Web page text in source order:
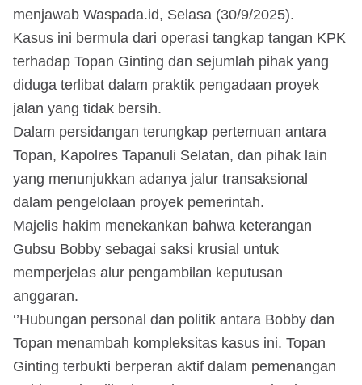
menjawab Waspada.id, Selasa (30/9/2025).
Kasus ini bermula dari operasi tangkap tangan KPK
terhadap Topan Ginting dan sejumlah pihak yang
diduga terlibat dalam praktik pengadaan proyek
jalan yang tidak bersih.
Dalam persidangan terungkap pertemuan antara
Topan, Kapolres Tapanuli Selatan, dan pihak lain
yang menunjukkan adanya jalur transaksional
dalam pengelolaan proyek pemerintah.
Majelis hakim menekankan bahwa keterangan
Gubsu Bobby sebagai saksi krusial untuk
memperjelas alur pengambilan keputusan
anggaran.
‘’Hubungan personal dan politik antara Bobby dan
Topan menambah kompleksitas kasus ini. Topan
Ginting terbukti berperan aktif dalam pemenangan